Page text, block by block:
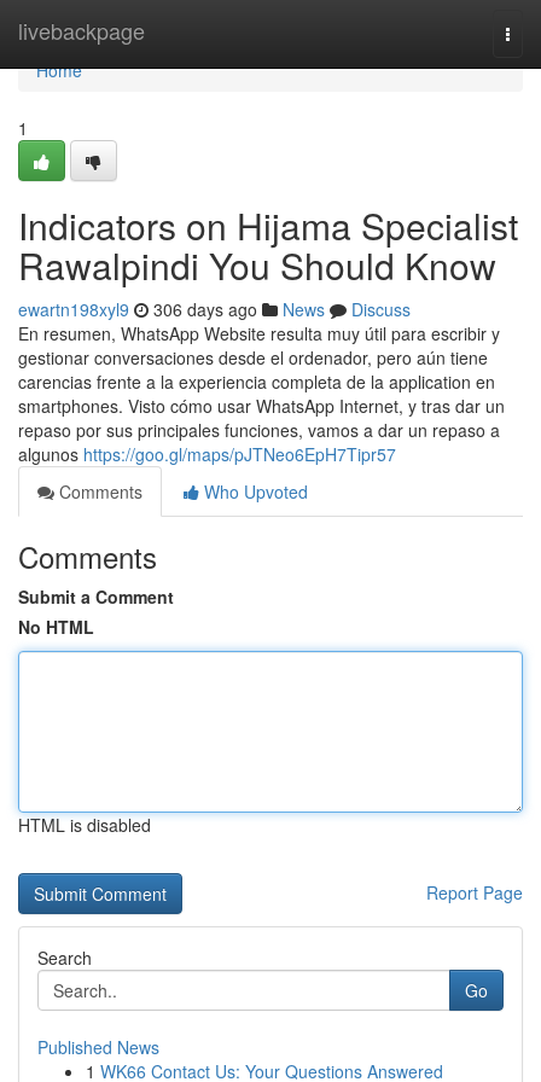
livebackpage
Home
Home
1
Indicators on Hijama Specialist
Rawalpindi You Should Know
ewartn198xyl9 306 days ago News
Discuss
En resumen, WhatsApp Website resulta muy útil para escribir y
gestionar conversaciones desde el ordenador, pero aún tiene
carencias frente a la experiencia completa de la application en
smartphones. Visto cómo usar WhatsApp Internet, y tras dar un
repaso por sus principales funciones, vamos a dar un repaso a
algunos https://goo.gl/maps/pJTNeo6EpH7Tipr57
Comments
Who Upvoted
Comments
Submit a Comment
No HTML
HTML is disabled
Report Page
Search
Go
Published News
1 WK66 Contact Us: Your Questions Answered